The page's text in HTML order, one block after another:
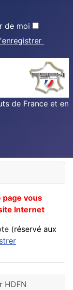
de moi
de France et en
page vous
Internet
(réservé aux
HDFN